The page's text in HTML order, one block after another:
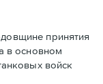
принятия
в основном
войск